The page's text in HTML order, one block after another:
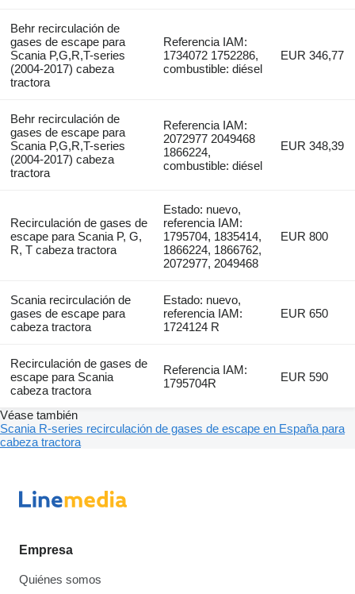
Behr recirculación de
gases de escape para
Scania P,G,R,T-series
(2004-2017) cabeza
tractora
Referencia IAM:
1734072 1752286,
combustible: diésel
EUR 346,77
Behr recirculación de
gases de escape para
Scania P,G,R,T-series
(2004-2017) cabeza
tractora
Referencia IAM:
2072977 2049468
1866224,
combustible: diésel
EUR 348,39
Recirculación de gases de
escape para Scania P, G,
R, T cabeza tractora
Estado: nuevo,
referencia IAM:
1795704, 1835414,
1866224, 1866762,
2072977, 2049468
EUR 800
Scania recirculación de
gases de escape para
cabeza tractora
Estado: nuevo,
referencia IAM:
1724124 R
EUR 650
Recirculación de gases de
escape para Scania
cabeza tractora
Referencia IAM:
1795704R
EUR 590
Véase también
Scania R-series recirculación de gases de escape en España para
cabeza tractora
Empresa
Quiénes somos